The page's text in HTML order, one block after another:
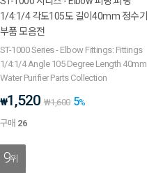
1/4:1/4 각도105도 길이40mm 정수기
부품 모음전
ST-1000 Series - Elbow Fittings: Fittings
1/4:1/4 Angle 105 Degree Length 40mm
Water Purifier Parts Collection
₩1,520 ₩1,600 5%
구매 26
9위